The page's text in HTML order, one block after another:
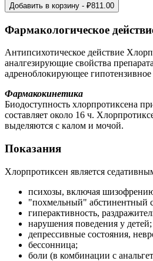
Добавить в корзину - ₽811.00
Фармакологическое
Антипсихотическое действие
аналгезирующие свойства
адреноблокирующее
Фармакокинетика
Биодоступность хлорпротиксена
составляет около 16 ч.
выделяются с калом и мочой.
Показания
Хлорпротиксен является
психозы, включая
"похмельный" абстинентный
гиперактивность,
нарушения поведения у детей;
депрессивные состояния,
бессонница;
боли (в комбинации с